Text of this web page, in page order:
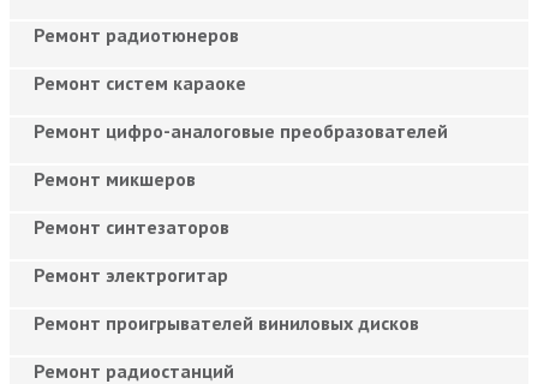
Ремонт радиотюнеров
Ремонт систем караоке
Ремонт цифро-аналоговые преобразователей
Ремонт микшеров
Ремонт синтезаторов
Ремонт электрогитар
Ремонт проигрывателей виниловых дисков
Ремонт радиостанций